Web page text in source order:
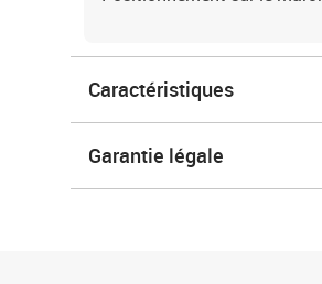
Caractéristiques
Garantie légale